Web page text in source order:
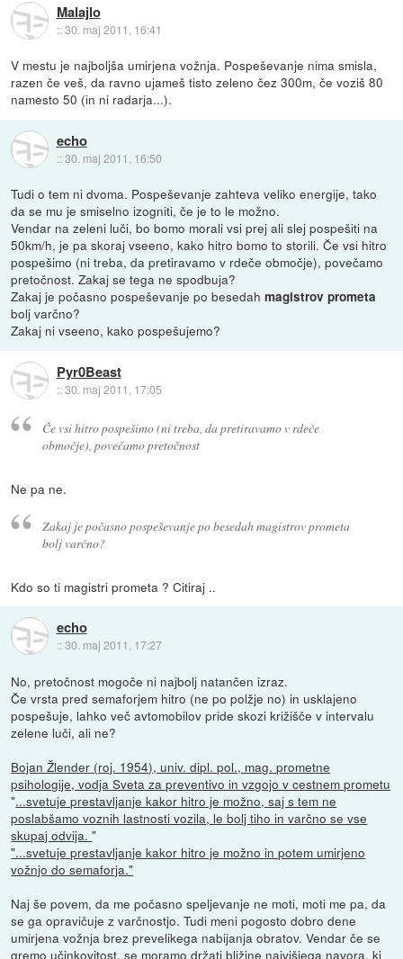
Malajlo
::30. maj 2011, 16:41
V mestu je najboljša umirjena vožnja. Pospeševanje nima smisla,
razen če veš, da ravno ujameš tisto zeleno čez 300m, če voziš 80
namesto 50 (in ni radarja...).
echo
::30. maj 2011, 16:50
Tudi o tem ni dvoma. Pospeševanje zahteva veliko energije, tako
da se mu je smiselno izogniti, če je to le možno.
Vendar na zeleni luči, bo bomo morali vsi prej ali slej pospešiti na
50km/h, je pa skoraj vseeno, kako hitro bomo to storili. Če vsi hitro
pospešimo (ni treba, da pretiravamo v rdeče območje), povečamo
pretočnost. Zakaj se tega ne spodbuja?
Zakaj je počasno pospeševanje po besedahmagistrov prometa
bolj varčno?
Zakaj ni vseeno, kako pospešujemo?
Pyr0Beast
::30. maj 2011, 17:05
Če vsi hitro pospešimo (ni treba, da pretiravamo v rdeče
območje), povečamo pretočnost
Ne pa ne.
Zakaj je počasno pospeševanje po besedah magistrov prometa
bolj varčno?
Kdo so ti magistri prometa ? Citiraj ..
echo
::30. maj 2011, 17:27
No, pretočnost mogoče ni najbolj natančen izraz.
Če vrsta pred semaforjem hitro (ne po polžje no) in usklajeno
pospešuje, lahko več avtomobilov pride skozi križišče v intervalu
zelene luči, ali ne?
Bojan Žlender (roj. 1954), univ. dipl. pol., mag. prometne
psihologije, vodja Sveta za preventivo in vzgojo v cestnem prometu
"...svetuje prestavljanje kakor hitro je možno, saj s tem ne
poslabšamo voznih lastnosti vozila, le bolj tiho in varčno se vse
skupaj odvija."
"...svetuje prestavljanje kakor hitro je možno in potem umirjeno
vožnjo do semaforja."
Naj še povem, da me počasno speljevanje ne moti, moti me pa, da
se ga opravičuje z varčnostjo. Tudi meni pogosto dobro dene
umirjena vožnja brez prevelikega nabijanja obratov. Vendar če se
gremo učinkovitost, se moramo držati bližine najvišjega navora, ki